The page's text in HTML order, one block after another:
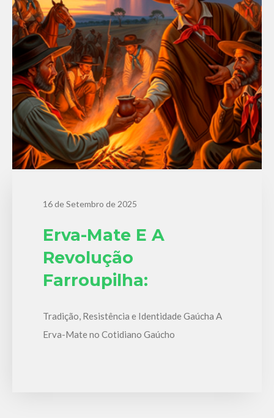
16 de Setembro de 2025
Erva-Mate E A
Revolução
Farroupilha:
Tradição, Resistência e Identidade Gaúcha A
Erva-Mate no Cotidiano Gaúcho